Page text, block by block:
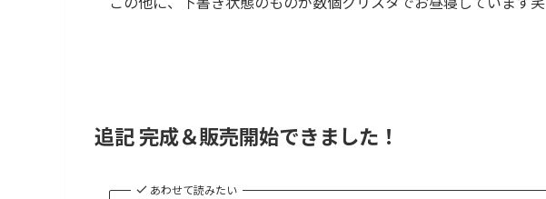
追記 完成＆販売開始できました！
あわせて読みたい